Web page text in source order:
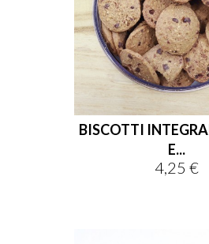
BISCOTTI
E...
Prezzo
4,25 €